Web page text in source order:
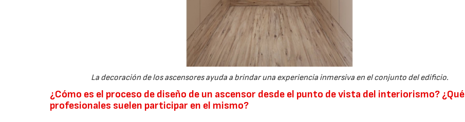
La decoración de los ascensores ayuda a brindar una experiencia inmersiva en el conjunto del edificio.
¿Cómo es el proceso de diseño de un ascensor desde el punto de vista del interiorismo? ¿Qué
profesionales suelen participar en el mismo?